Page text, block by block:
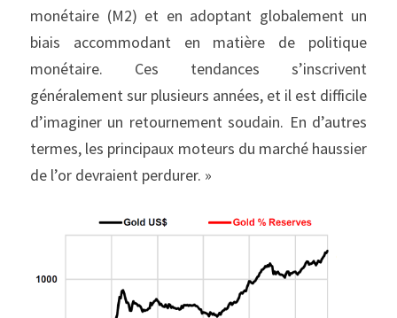
monétaire (M2) et en adoptant globalement un
biais accommodant en matière de politique
monétaire. Ces tendances s’inscrivent
généralement sur plusieurs années, et il est difficile
d’imaginer un retournement soudain. En d’autres
termes, les principaux moteurs du marché haussier
de l’or devraient perdurer. »